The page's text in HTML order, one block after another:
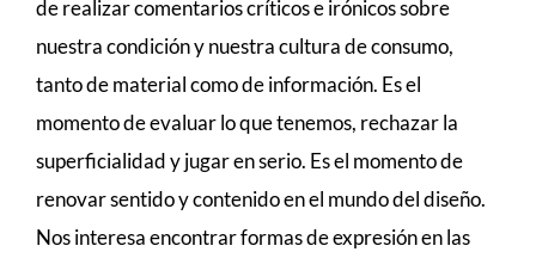
de realizar comentarios críticos e irónicos sobre
nuestra condición y nuestra cultura de consumo,
tanto de material como de información. Es el
momento de evaluar lo que tenemos, rechazar la
superficialidad y jugar en serio. Es el momento de
renovar sentido y contenido en el mundo del diseño.
Nos interesa encontrar formas de expresión en las